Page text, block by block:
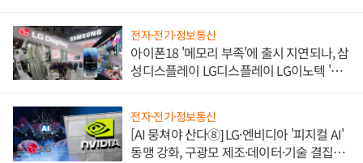
전자·전기·정보통신
아이폰18 '메모리 부족'에 출시 지연되나, 삼
성디스플레이 LG디스플레이 LG이노텍 '탈
전자·전기·정보통신
[AI 뭉쳐야 산다⑧] LG·엔비디아 '피지컬 AI'
동맹 강화, 구광모 제조·데이터·기술 결집